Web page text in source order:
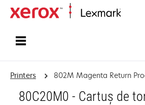
Printers 802M Magenta Return
80C20M0 - Cartuş de